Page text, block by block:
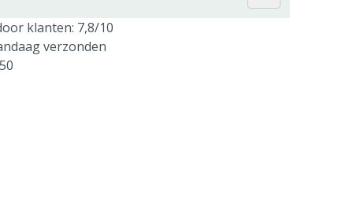
klanten: 7,8/10
verzonden